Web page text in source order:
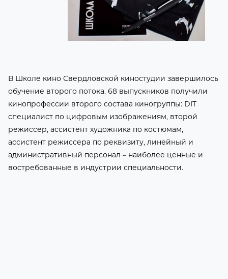
В Школе кино Свердловской киностудии завершилось
обучение второго потока. 68 выпускников получили
кинопрофессии второго состава киногруппы: DIT
специалист по цифровым изображениям, второй
режиссер, ассистент художника по костюмам,
ассистент режиссера по реквизиту, линейный и
административный персонал – наиболее ценные и
востребованные в индустрии специальности.